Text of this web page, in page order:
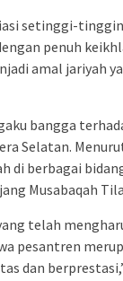
setinggi-
penuh
amal jariyah
bangga
Selatan.
di berbagai
Musabaqah
telah
pesantren
dan